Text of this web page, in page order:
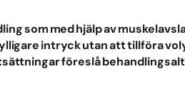
som med hjälp av
intryck utan att tillföra
föreslå